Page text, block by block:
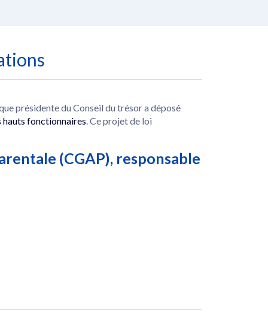
présidente du Conseil du trésor a déposé
hauts fonctionnaires . Ce projet de loi
(CGAP), responsable